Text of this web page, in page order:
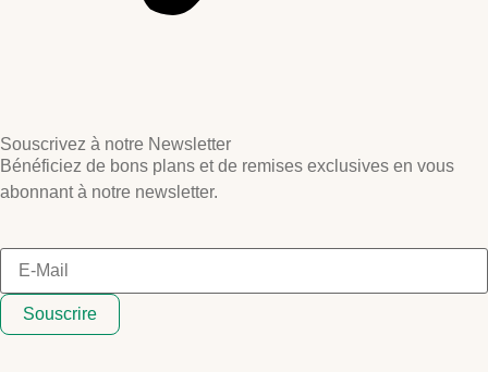
Souscrivez à notre Newsletter
Bénéficiez de bons plans et de remises exclusives en vous
abonnant à notre newsletter.
Souscrire